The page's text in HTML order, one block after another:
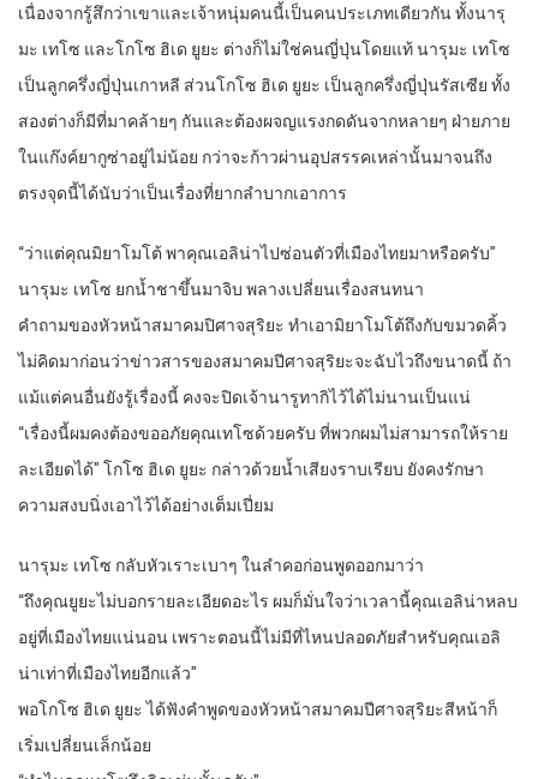
เนื่องจากรู้สึกว่าเขาและเจ้าหนุ่มคนนี้เป็นคนประเภทเดียวกัน ทั้งนารุ
มะ เทโซ และโกโซ ฮิเด ยูยะ ต่างก็ไม่ใช่คนญี่ปุ่นโดยแท้ นารุมะ เทโซ
เป็นลูกครึ่งญี่ปุ่นเกาหลี ส่วนโกโซ ฮิเด ยูยะ เป็นลูกครึ่งญี่ปุ่นรัสเซีย ทั้ง
สองต่างก็มีที่มาคล้ายๆ กันและต้องผจญแรงกดดันจากหลายๆ ฝ่ายภาย
ในแก๊งค์ยากูซ่าอยู่ไม่น้อย กว่าจะก้าวผ่านอุปสรรคเหล่านั้นมาจนถึง
ตรงจุดนี้ได้นับว่าเป็นเรื่องที่ยากลำบากเอาการ
“ว่าแต่คุณมิยาโมโต้ พาคุณเอลิน่าไปซ่อนตัวที่เมืองไทยมาหรือครับ”
นารุมะ เทโซ ยกน้ำชาขึ้นมาจิบ พลางเปลี่ยนเรื่องสนทนา
คำถามของหัวหน้าสมาคมปิศาจสุริยะ ทำเอามิยาโมโต้ถึงกับขมวดคิ้ว
ไม่คิดมาก่อนว่าข่าวสารของสมาคมปีศาจสุริยะจะฉับไวถึงขนาดนี้ ถ้า
แม้แต่คนอื่นยังรู้เรื่องนี้ คงจะปิดเจ้านารูทากิไว้ได้ไม่นานเป็นแน่
“เรื่องนี้ผมคงต้องขออภัยคุณเทโซด้วยครับ ที่พวกผมไม่สามารถให้ราย
ละเอียดได้” โกโซ ฮิเด ยูยะ กล่าวด้วยน้ำเสียงราบเรียบ ยังคงรักษา
ความสงบนิ่งเอาไว้ได้อย่างเต็มเปี่ยม
นารุมะ เทโซ กลับหัวเราะเบาๆ ในลำคอก่อนพูดออกมาว่า
“ถึงคุณยูยะไม่บอกรายละเอียดอะไร ผมก็มั่นใจว่าเวลานี้คุณเอลิน่าหลบ
อยู่ที่เมืองไทยแน่นอน เพราะตอนนี้ไม่มีที่ไหนปลอดภัยสำหรับคุณเอลิ
น่าเท่าที่เมืองไทยอีกแล้ว”
พอโกโซ ฮิเด ยูยะ ได้ฟังคำพูดของหัวหน้าสมาคมปีศาจสุริยะสีหน้าก็
เริ่มเปลี่ยนเล็กน้อย